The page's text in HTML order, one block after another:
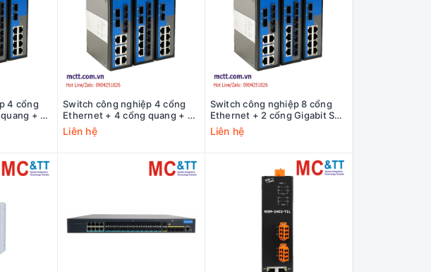
4 cổng
+ 2
Switch công nghiệp 4 cổng
Ethernet + 4 cổng quang + 2
cổng Gigabit SFP 3Onedata
IES2010-4T4F2GS-2P48
Liên hệ
Switch công nghiệp 8 cổng
Ethernet + 2 cổng Gigabit SFP
3Onedata IES2010-8T2GS-
P220
Liên hệ